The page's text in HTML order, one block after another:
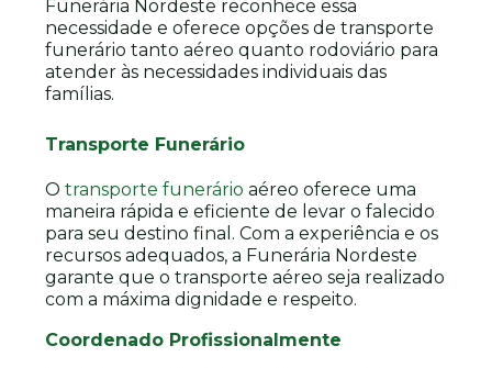
Funerária Nordeste reconhece essa
necessidade e oferece opções de transporte
funerário tanto aéreo quanto rodoviário para
atender às necessidades individuais das
famílias.
Transporte Funerário
O transporte funerário aéreo oferece uma
maneira rápida e eficiente de levar o falecido
para seu destino final. Com a experiência e os
recursos adequados, a Funerária Nordeste
garante que o transporte aéreo seja realizado
com a máxima dignidade e respeito.
Coordenado Profissionalmente